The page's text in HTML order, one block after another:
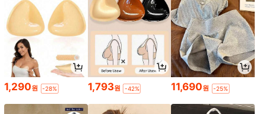
1,290원 -28% 1,793원 -42% 11,690원 -25%